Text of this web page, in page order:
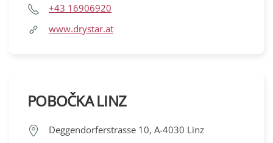
+43 16906920
www.drystar.at
POBOČKA LINZ
Deggendorferstrasse 10, A-4030 Linz